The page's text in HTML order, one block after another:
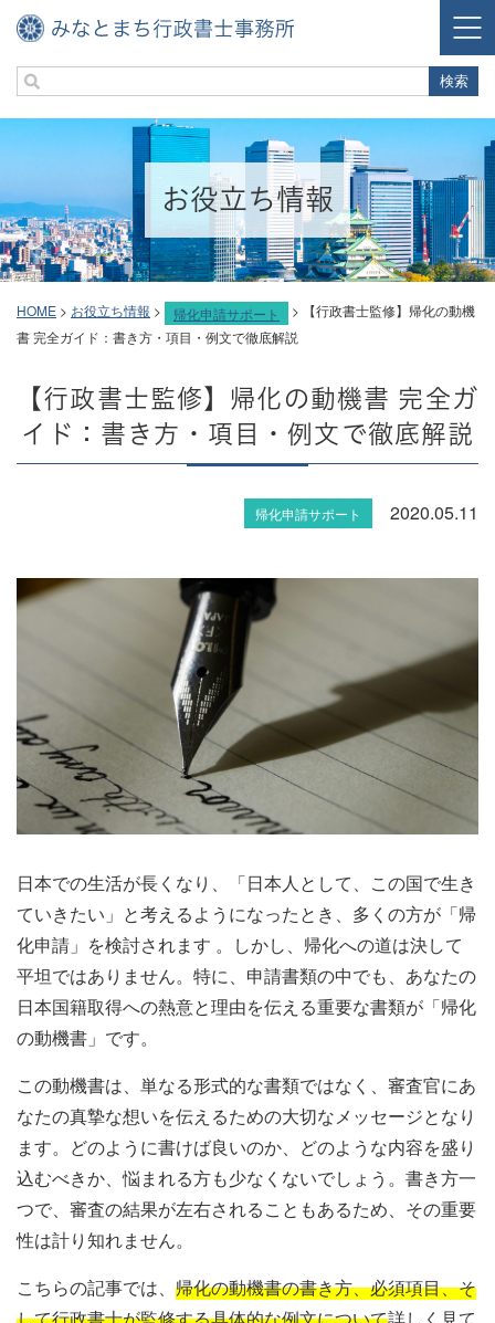
お役立ち情報
HOME > お役立ち情報 > 帰化申請サポート >
【行政書士監修】帰化の動機
書 完全ガイド：書き方・項目・例文で徹底解説
【行政書士監修】帰化の動機書 完全ガ
イド：書き方・項目・例文で徹底解説
帰化申請サポート 2020.05.11
日本での生活が長くなり、「日本人として、この国で生き
ていきたい」と考えるようになったとき、多くの方が「帰
化申請」を検討されます 。しかし、帰化への道は決して
平坦ではありません。特に、申請書類の中でも、あなたの
日本国籍取得への熱意と理由を伝える重要な書類が「帰化
の動機書」です。
この動機書は、単なる形式的な書類ではなく、審査官にあ
なたの真摯な想いを伝えるための大切なメッセージとなり
ます。どのように書けば良いのか、どのような内容を盛り
込むべきか、悩まれる方も少なくないでしょう。書き方一
つで、審査の結果が左右されることもあるため、その重要
性は計り知れません。
こちらの記事では、 帰化の動機書の書き方、必須項目、そ